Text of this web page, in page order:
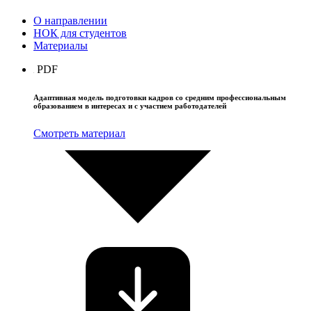
О направлении
НОК для студентов
Материалы
PDF
Адаптивная модель подготовки кадров со средним профессиональным
образованием в интересах и с участием работодателей
Смотреть материал